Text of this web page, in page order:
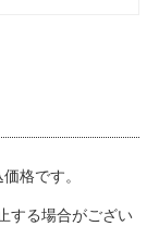
格です。
する場合がござい